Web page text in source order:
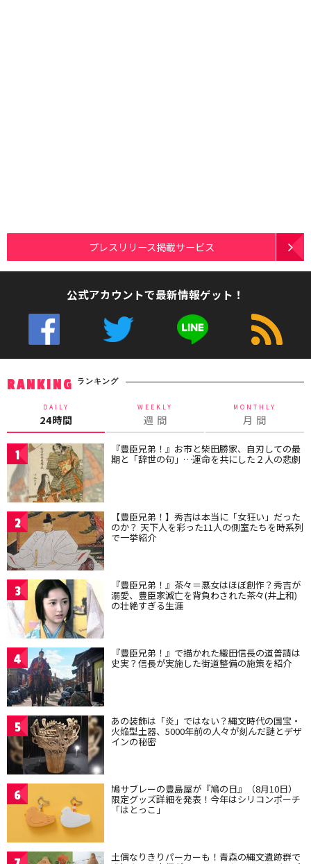
プレスリリース掲載サービス
公式アカウントで最新情報ゲット！
RANKING ランキング
DAILY
24時間
WEEKLY
週 間
MONTHLY
月 間
1 『豊臣兄弟！』お市と柴田勝家、自刃しての最
期と「辞世の句」…運命を共にした２人の悲劇
2 【豊臣兄弟！】秀吉は本当に「女狂い」だった
のか？ 天下人を彩った11人の側室たちを時系列
で一挙紹介
3 『豊臣兄弟！』茶々＝悪女はほぼ創作？秀吉が
溺愛、豊臣家滅亡を背負わされた茶々(井上和)
の壮絶すぎる生涯
4 『豊臣兄弟！』で描かれた織田信長の道普請は
史実？信長が実施した街道整備の施策を紹介
5 あの装飾は「炎」ではない？縄文時代の国宝・
火焔型土器、5000年前の人々が刻んだ謎とデザ
インの秘密
6 鳩サブレーの豊島屋が『鳩の日』（8月10日）
限定グッズ詳細を発表！今年はシリコンポーチ
「はとっこ」
土偶なりきりパーカーも！青森の縄文遺跡群で